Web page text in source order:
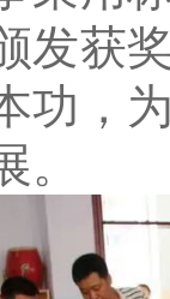
发获
功，
。